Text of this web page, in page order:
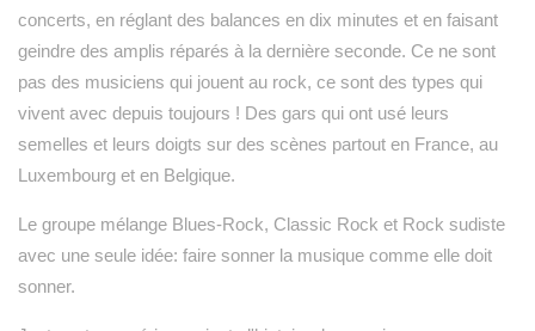
concerts, en réglant des balances en dix minutes et en faisant
geindre des amplis réparés à la dernière seconde. Ce ne sont
pas des musiciens qui jouent au rock, ce sont des types qui
vivent avec depuis toujours ! Des gars qui ont usé leurs
semelles et leurs doigts sur des scènes partout en France, au
Luxembourg et en Belgique.
Le groupe mélange Blues-Rock, Classic Rock et Rock sudiste
avec une seule idée: faire sonner la musique comme elle doit
sonner.